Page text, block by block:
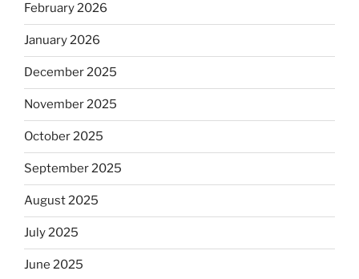
February 2026
January 2026
December 2025
November 2025
October 2025
September 2025
August 2025
July 2025
June 2025